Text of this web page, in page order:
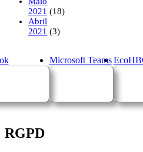
2021 (18)
Abril
2021 (3)
Microsoft Teams
RGPD